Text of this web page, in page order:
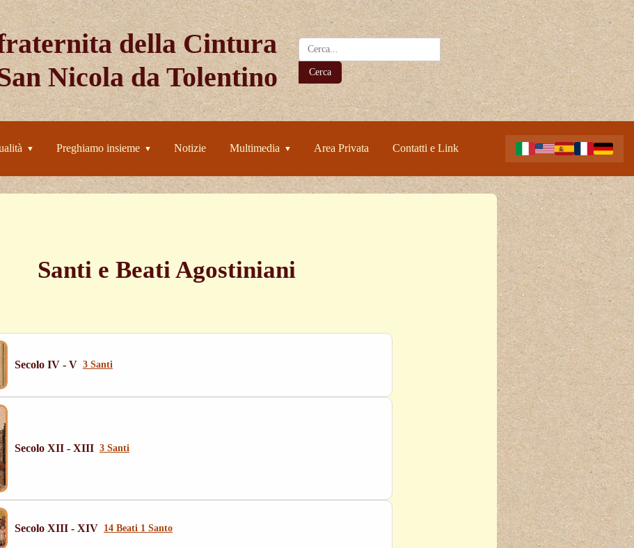
della Cintura
Nicola da Tolentino
Cerca
▼ Preghiamo insieme ▼ Notizie Multimedia ▼ Area Privata Contatti e Link
Santi e Beati Agostiniani
Secolo IV - V 3 Santi
Secolo XII - XIII 3 Santi
Secolo XIII - XIV 14 Beati 1 Santo